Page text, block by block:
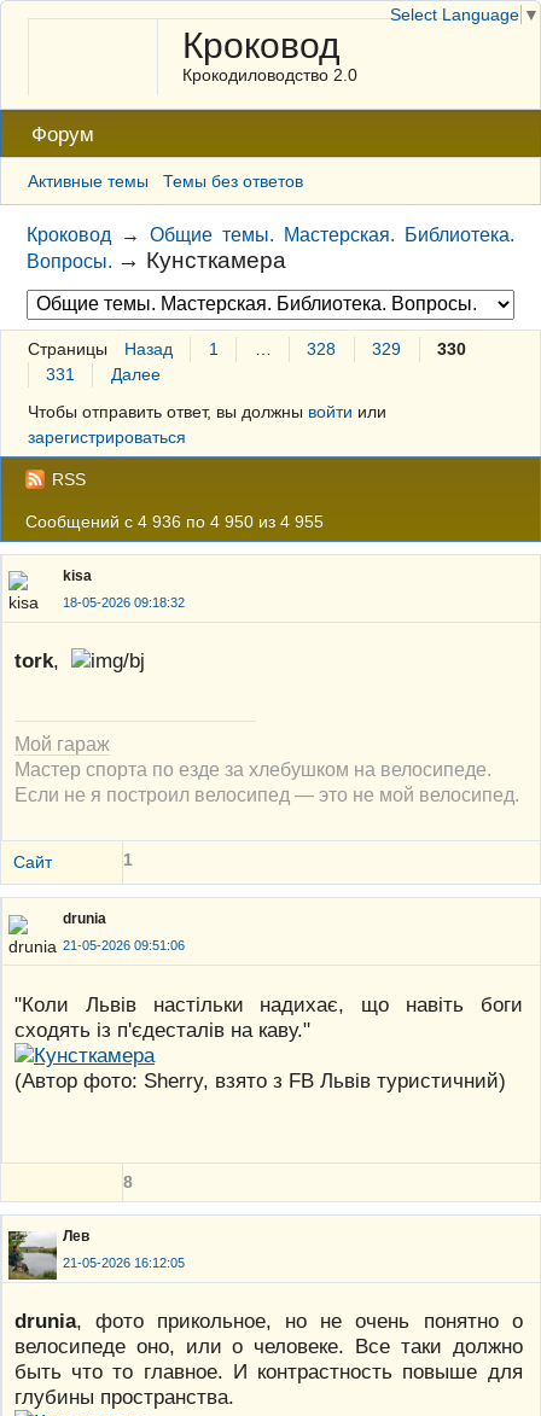
Кроковод
Крокодиловодство 2.0
Форум
Активные темы Темы без ответов
Кроковод →Общие темы. Мастерская. Библиотека.
Вопросы. → Кунсткамера
Страницы Назад 1 328 329
330
331
Далее
Чтобы отправить ответ, вы должны войти или
зарегистрироваться
RSS
Сообщений с 4 936 по 4 950 из 4 955
kisa
18-05-2026 09:18:32
tork,
Мой гараж
Мастер спорта по езде за хлебушком на велосипеде.
Если не я построил велосипед — это не мой велосипед.
Сайт 1
drunia
21-05-2026 09:51:06
"Коли Львів настільки надихає, що навіть боги
сходять із п'єдесталів на каву."
(Автор фото: Sherry, взято з FB Львів туристичний)
8
Лев
21-05-2026 16:12:05
drunia, фото прикольное, но не очень понятно о
велосипеде оно, или о человеке. Все таки должно
быть что то главное. И контрастность повыше для
глубины пространства.
Select Language ▼